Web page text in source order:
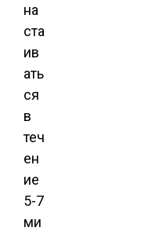
на
ста
ив
ать
ся
в
теч
ен
ие
5-7
ми